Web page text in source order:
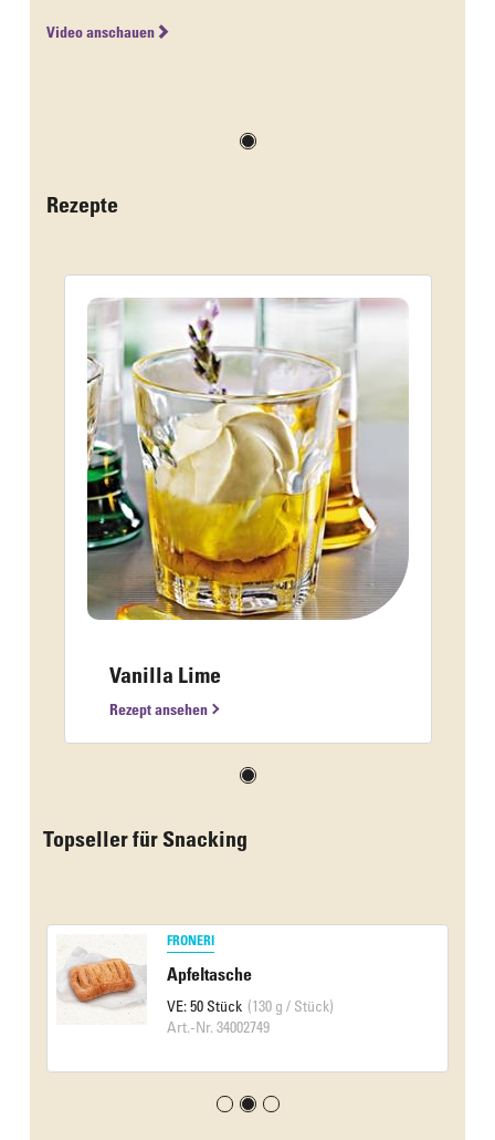
Video anschauen
Rezepte
Vanilla Lime
Rezept ansehen
Topseller für Snacking
FRONERI
Apfeltasche
VE: 50 Stück (130 g / Stück)
Art.-Nr. 34002749